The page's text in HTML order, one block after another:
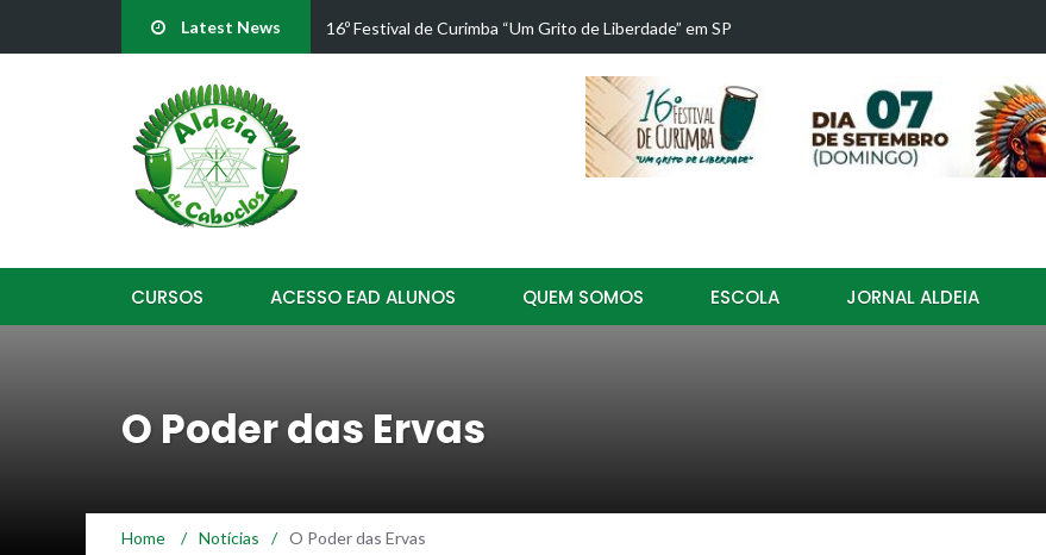
Latest News Juliana D'Passos confirma presença no 16º Festival de Curimba Aldeia de Caboclos!
CURSOS ACESSO EAD ALUNOS QUEM SOMOS ESCOLA JORNAL ALDEIA
O Poder das Ervas
Home / Notícias / O Poder das Ervas